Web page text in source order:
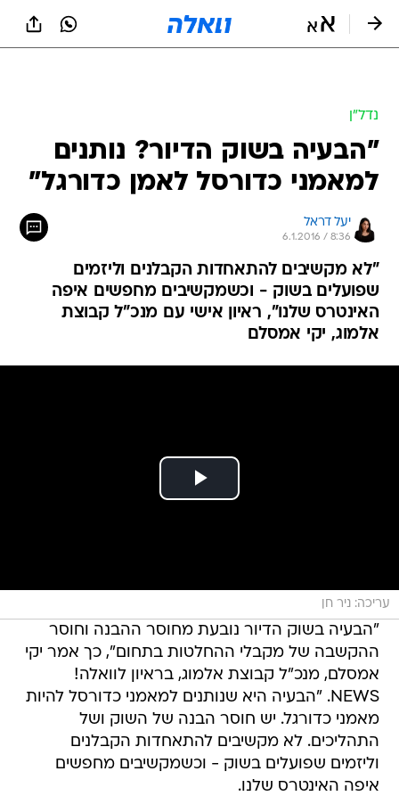
נדל״ן
"הבעיה בשוק הדיור? נותנים
למאמני כדורסל לאמן כדורגל"
יעל דראל
6.1.2016 / 8:36
"לא מקשיבים להתאחדות הקבלנים וליזמים
שפועלים בשוק - וכשמקשיבים מחפשים איפה
האינטרס שלנו", ראיון אישי עם מנכ"ל קבוצת
אלמוג, יקי אמסלם
עריכה: ניר חן
"הבעיה בשוק הדיור נובעת מחוסר ההבנה וחוסר
ההקשבה של מקבלי ההחלטות בתחום", כך אמר יקי
אמסלם, מנכ"ל קבוצת אלמוג, בראיון לוואלה!
NEWS. "הבעיה היא שנותנים למאמני כדורסל להיות
מאמני כדורגל. יש חוסר הבנה של השוק ושל
התהליכים. לא מקשיבים להתאחדות הקבלנים
וליזמים שפועלים בשוק - וכשמקשיבים מחפשים
איפה האינטרס שלנו.